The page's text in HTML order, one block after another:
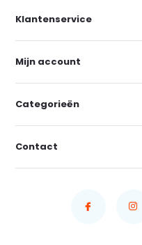
Klantenservice
Mijn account
Categorieën
Contact